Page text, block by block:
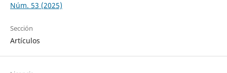
Núm. 53 (2025)
Sección
Artículos